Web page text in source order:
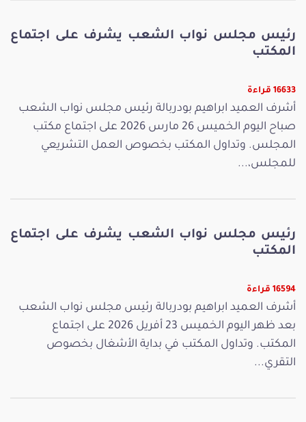
رئيس مجلس نواب الشعب يشرف على اجتماع
المكتب
16633 قراءة
أشرف العميد ابراهيم بودربالة رئيس مجلس نواب الشعب
صباح اليوم الخميس 26 مارس 2026 على اجتماع مكتب
المجلس. وتداول المكتب بخصوص العمل التشريعي
للمجلس،...
رئيس مجلس نواب الشعب يشرف على اجتماع
المكتب
16594 قراءة
أشرف العميد ابراهيم بودربالة رئيس مجلس نواب الشعب
بعد ظهر اليوم الخميس 23 أفريل 2026 على اجتماع
المكتب. وتداول المكتب في بداية الأشغال بخصوص
التقري...